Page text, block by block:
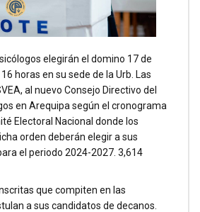
elegirán el domino 17 de
horas en su sede de la Urb. Las
al nuevo Consejo Directivo del
en Arequipa según el cronograma
Electoral Nacional donde los
orden deberán elegir a sus
el periodo 2024-2027. 3,614
que compiten en las
a sus candidatos de decanos.